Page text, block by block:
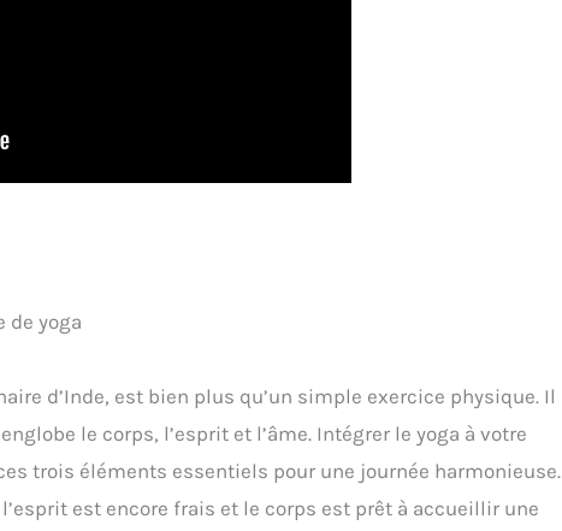
de yoga
d’Inde, est bien plus qu’un simple exercice physique. Il
le corps, l’esprit et l’âme. Intégrer le yoga à votre
trois éléments essentiels pour une journée harmonieuse.
est encore frais et le corps est prêt à accueillir une